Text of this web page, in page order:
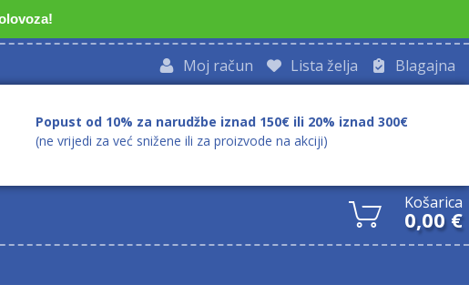
Blagajna
Lista želja
Moj račun
Popust od 10% za narudžbe iznad 150€ ili 20% iznad 300€
(ne vrijedi za već snižene ili za proizvode na akciji)
Košarica
0,00 €